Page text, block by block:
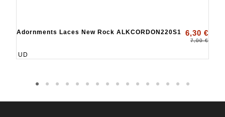
Adornments Laces New Rock ALKCORDON220S1 6,30 €
7,00 €
UD